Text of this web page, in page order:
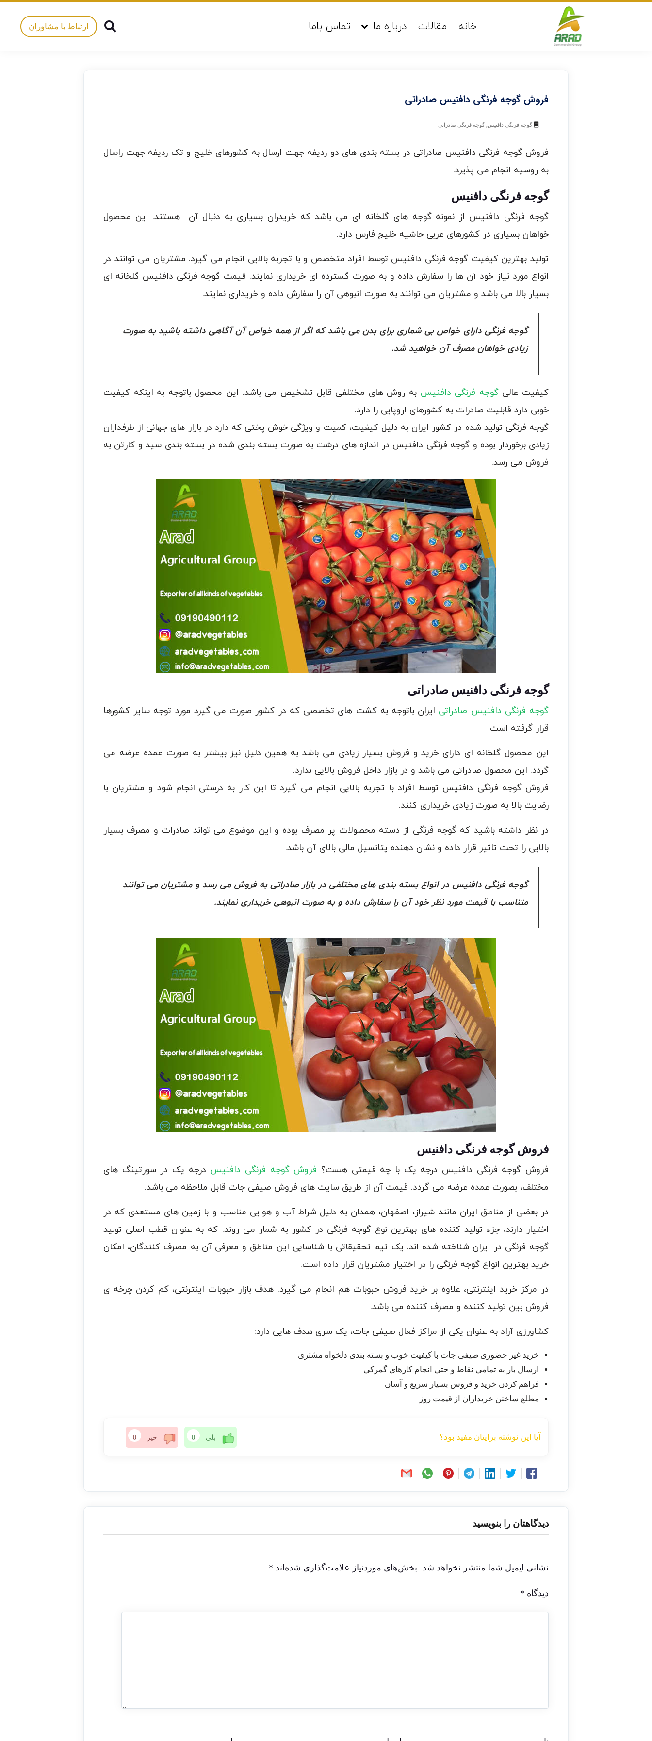
خانه مقالات درباره ما تماس باما ارتباط با مشاوران
فروش گوجه فرنگی دافنیس صادراتی
گوجه فرنگی دافنیس, گوجه فرنگی صادراتی
فروش گوجه فرنگی دافنیس صادراتی در بسته بندی های دو ردیفه جهت ارسال به کشورهای خلیج و تک ردیفه جهت راسال
به روسیه انجام می پذیرد.
گوجه فرنگی دافنیس
گوجه فرنگی دافنیس از نمونه گوجه های گلخانه ای می باشد که خریدران بسیاری به دنبال آن هستند. این محصول
خواهان بسیاری در کشورهای عربی حاشیه خلیج فارس دارد.
تولید بهترین کیفیت گوجه فرنگی دافنیس توسط افراد متخصص و با تجربه بالایی انجام می گیرد. مشتریان می توانند در
انواع مورد نیاز خود آن ها را سفارش داده و به صورت گسترده ای خریداری نمایند. قیمت گوجه فرنگی دافنیس گلخانه ای
بسیار بالا می باشد و مشتریان می توانند به صورت انبوهی آن را سفارش داده و خریداری نمایند.
گوجه فرنگی دارای خواص بی شماری برای بدن می باشد که اگر از همه خواص آن آگاهی داشته باشید به صورت
زیادی خواهان مصرف آن خواهید شد.
کیفیت عالیگوجه فرنگی دافنیس به روش های مختلفی قابل تشخیص می باشد. این محصول باتوجه به اینکه کیفیت
خوبی دارد قابلیت صادرات به کشورهای اروپایی را دارد.
گوجه فرنگی تولید شده در کشور ایران به دلیل کیفیت، کمیت و ویژگی خوش پختی که دارد در بازار های جهانی از طرفداران
زیادی برخوردار بوده و گوجه فرنگی دافنیس در اندازه های درشت به صورت بسته بندی شده در بسته بندی سید و کارتن به
فروش می رسد.
گوجه فرنگی دافنیس صادراتی
گوجه فرنگی دافنیس صادراتی ایران باتوجه به کشت های تخصصی که در کشور صورت می گیرد مورد توجه سایر کشورها
قرار گرفته است.
این محصول گلخانه ای دارای خرید و فروش بسیار زیادی می باشد به همین دلیل نیز بیشتر به صورت عمده عرضه می
گردد. این محصول صادراتی می باشد و در بازار داخل فروش بالایی ندارد.
فروش گوجه فرنگی دافنیس توسط افراد با تجربه بالایی انجام می گیرد تا این کار به درستی انجام شود و مشتریان با
رضایت بالا به صورت زیادی خریداری کنند.
در نظر داشته باشید که گوجه فرنگی از دسته محصولات پر مصرف بوده و این موضوع می تواند صادرات و مصرف بسیار
بالایی را تحت تاثیر قرار داده و نشان دهنده پتانسیل مالی بالای آن باشد.
گوجه فرنگی دافنیس در انواع بسته بندی های مختلفی در بازار صادراتی به فروش می رسد و مشتریان می توانند
متناسب با قیمت مورد نظر خود آن را سفارش داده و به صورت انبوهی خریداری نمایند.
فروش گوجه فرنگی دافنیس
فروش گوجه فرنگی دافنیس درجه یک با چه قیمتی هست؟ فروش گوجه فرنگی دافنیس درجه یک در سورتینگ های
مختلف، بصورت عمده عرضه می گردد. قیمت آن از طریق سایت های فروش صیفی جات قابل ملاحظه می باشد.
در بعضی از مناطق ایران مانند شیراز، اصفهان، همدان به دلیل شراط آب و هوایی مناسب و با زمین های مستعدی که در
اختیار دارند، جزء تولید کننده های بهترین نوع گوجه فرنگی در کشور به شمار می روند. که به عنوان قطب اصلی تولید
گوجه فرنگی در ایران شناخته شده اند. یک تیم تحقیقاتی با شناسایی این مناطق و معرفی آن به مصرف کنندگان، امکان
خرید بهترین انواع گوجه فرنگی را در اختیار مشتریان قرار داده است.
در مرکز خرید اینترنتی، علاوه بر خرید فروش حبوبات هم انجام می گیرد. هدف بازار حبوبات اینترنتی، کم کردن چرخه ی
فروش بین تولید کننده و مصرف کننده می باشد.
کشاورزی آراد به عنوان یکی از مراکز فعال صیفی جات، یک سری هدف هایی دارد:
خرید غیر حضوری صیفی جات با کیفیت خوب و بسته بندی دلخواه مشتری
ارسال بار به تمامی نقاط و حتی انجام کارهای گمرکی
فراهم کردن خرید و فروش بسیار سریع و آسان
مطلع ساختن خریداران از قیمت روز
آیا این نوشته برایتان مفید بود؟ بلی 0 خیر 0
دیدگاهتان را بنویسید
نشانی ایمیل شما منتشر نخواهد شد. بخش‌های موردنیاز علامت‌گذاری شده‌اند *
دیدگاه *